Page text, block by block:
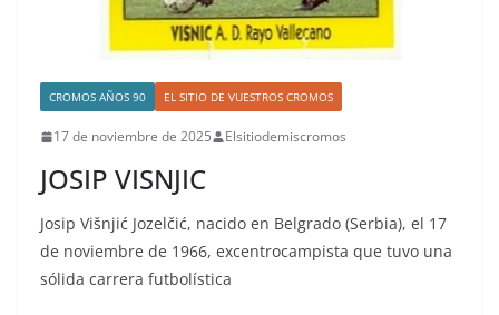
CROMOS AÑOS 90 EL SITIO DE VUESTROS CROMOS
17 de noviembre de 2025 Elsitiodemiscromos
JOSIP VISNJIC
Josip Višnjić Jozelčić, nacido en Belgrado (Serbia), el 17
de noviembre de 1966, excentrocampista que tuvo una
sólida carrera futbolística